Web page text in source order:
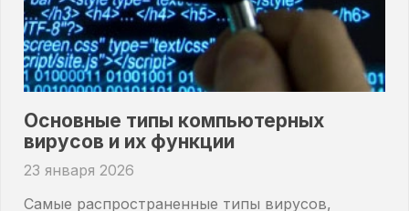
Основные типы компьютерных
вирусов и их функции
23 января 2026
Самые распространенные типы вирусов,